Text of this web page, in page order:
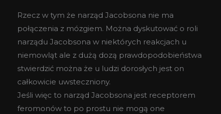
Rzecz w tym że narząd Jacobsona nie ma
połączenia z mózgiem. Można dyskutować o roli
narządu Jacobsona w niektórych reakcjach u
niemowląt ale z dużą dozą prawdopodobieństwa
stwierdzić można że u ludzi dorosłych jest on
całkowicie uwsteczniony.
Jeśli więc to narząd Jacobsona jest receptorem
feromonów to po prostu nie mogą one